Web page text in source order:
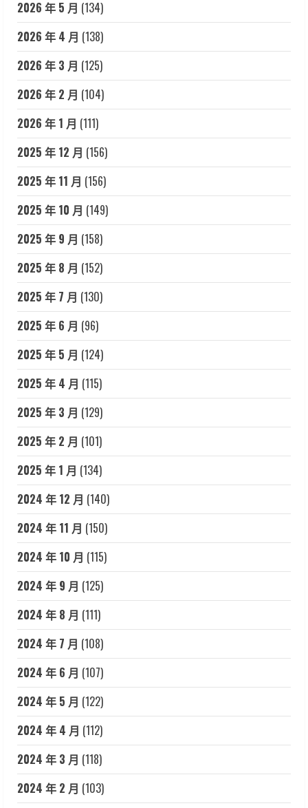
2026 年 5 月 (134)
2026 年 4 月 (138)
2026 年 3 月 (125)
2026 年 2 月 (104)
2026 年 1 月 (111)
2025 年 12 月 (156)
2025 年 11 月 (156)
2025 年 10 月 (149)
2025 年 9 月 (158)
2025 年 8 月 (152)
2025 年 7 月 (130)
2025 年 6 月 (96)
2025 年 5 月 (124)
2025 年 4 月 (115)
2025 年 3 月 (129)
2025 年 2 月 (101)
2025 年 1 月 (134)
2024 年 12 月 (140)
2024 年 11 月 (150)
2024 年 10 月 (115)
2024 年 9 月 (125)
2024 年 8 月 (111)
2024 年 7 月 (108)
2024 年 6 月 (107)
2024 年 5 月 (122)
2024 年 4 月 (112)
2024 年 3 月 (118)
2024 年 2 月 (103)